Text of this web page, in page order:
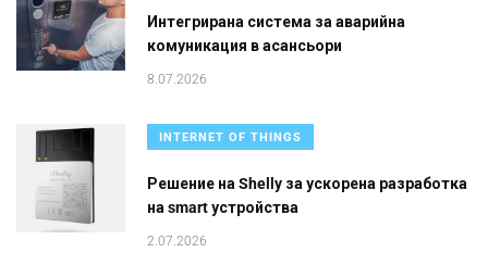
Интегрирана система за аварийна
комуникация в асансьори
8.07.2026
INTERNET OF THINGS
Решение на Shelly за ускорена разработка
на smart устройства
2.07.2026